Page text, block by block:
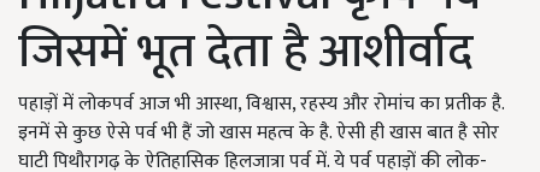
जिसमें भूत देता है आशीर्वाद
पहाड़ों में लोकपर्व आज भी आस्था, विश्वास, रहस्य और रोमांच का प्रतीक है.
इनमें से कुछ ऐसे पर्व भी हैं जो खास महत्व के है. ऐसी ही खास बात है सोर
घाटी पिथौरागढ़ के ऐतिहासिक हिलजात्रा पर्व में. ये पर्व पहाड़ों की लोक-